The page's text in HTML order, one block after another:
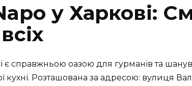
у Харкові:
є справжньою оазою для гурманів та
кухні. Розташована за адресою: вулиця